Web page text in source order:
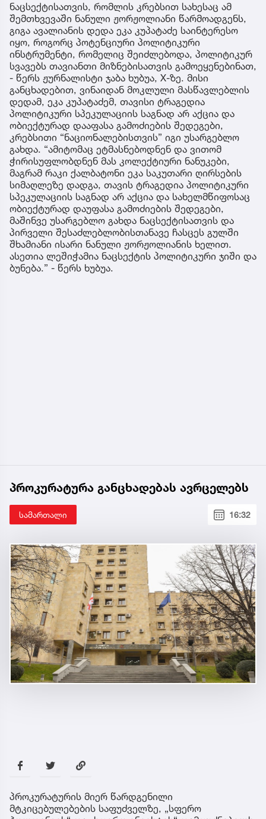
ნაცსექტისათვის, რომლის კრებსით სახესაც ამ
შემთხვევაში ნანული ჟორჟოლიანი წარმოადგენს,
გიგა ავალიანის დედა ეკა კუპატაძე საინტერესო
იყო, როგორც პოტენციური პოლიტიკური
ინსტრუმენტი, რომელიც შეიძლებოდა, პოლიტიკურ
სვავებს თავიანთი მიზნებისათვის გამოეყენებინათ,
- წერს ჟურნალისტი ჯაბა ხუბუა, X-ზე. მისი
განცხადებით, ვინაიდან მოკლული მასწავლებლის
დედამ, ეკა კუპატაძემ, თავისი ტრაგედია
პოლიტიკური სპეკულაციის საგნად არ აქცია და
ობიექტურად დააფასა გამოძიების შედეგები,
კრებსითი “ნაციონალებისთვის” იგი უსარგებლო
გახდა. “ამიტომაც ეტმასნებოდნენ და ვითომ
ჭირისუფლობდნენ მას კოლექტიური ნანუკები,
მაგრამ რაკი ქალბატონი ეკა საკუთარი ღირსების
სიმაღლეზე დადგა, თავის ტრაგედია პოლიტიკური
სპეკულაციის საგნად არ აქცია და სახელმწიფოსაც
ობიექტურად დაუფასა გამოძიების შედეგები,
მაშინვე უსარგებლო გახდა ნაცსექტისათვის და
პირველი შესაძლებლობისთანავე ჩასცეს გულში
შხამიანი ისარი ნანული ჟორჟოლიანის ხელით.
ასეთია ლეშიჭამია ნაცსექტის პოლიტიკური ჯიში და
ბუნება.” - წერს ხუბუა.
პროკურატურა განცხადებას ავრცელებს
სამართალი 16:32
პროკურატურის მიერ წარდგენილი
მტკიცებულებების საფუძველზე, „სფერო